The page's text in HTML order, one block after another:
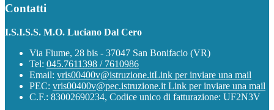
Contatti
I.S.I.S.S. M.O. Luciano Dal Cero
Via Fiume, 28 bis - 37047 San Bonifacio (VR)
Tel: 045.7611398 / 7610986
Email: vris00400v@istruzione.itLink per inviare una mail
PEC: vris00400v@pec.istruzione.it Link per inviare una mail
C.F.: 83002690234, Codice unico di fatturazione: UF2N3V